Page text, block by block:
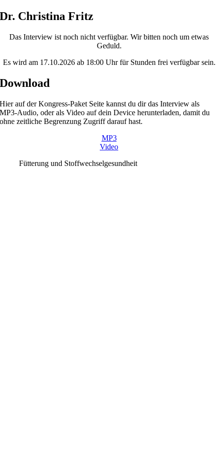
Skip
to
Dr. Christina Fritz
Das Interview ist noch nicht verfügbar. Wir bitten noch um etwas
Geduld.
Es wird am 17.10.2026 ab 18:00 Uhr für Stunden frei verfügbar sein.
Download
Hier auf der Kongress-Paket Seite kannst du dir das Interview als
MP3-Audio, oder als Video auf dein Device herunterladen, damit du
ohne zeitliche Begrenzung Zugriff darauf hast.
MP3
Video
Fütterung und Stoffwechselgesundheit